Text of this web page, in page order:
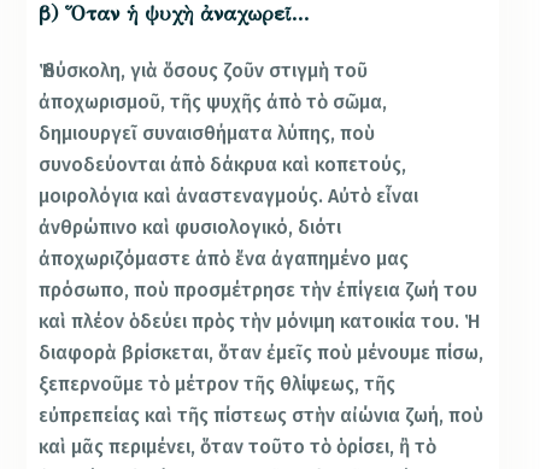
β) Ὅταν ἡ ψυχὴ ἀναχωρεῖ…
Ἡ δύσκολη, γιὰ ὅσους ζοῦν στιγμὴ τοῦ
ἀποχωρισμοῦ, τῆς ψυχῆς ἀπὸ τὸ σῶμα,
δημιουργεῖ συναισθήματα λύπης, ποὺ
συνοδεύονται ἀπὸ δάκρυα καὶ κοπετούς,
μοιρολόγια καὶ ἀναστεναγμούς. Αὐτὸ εἶναι
ἀνθρώπινο καὶ φυσιολογικό, διότι
ἀποχωριζόμαστε ἀπὸ ἕνα ἀγαπημένο μας
πρόσωπο, ποὺ προσμέτρησε τὴν ἐπίγεια ζωή του
καὶ πλέον ὁδεύει πρὸς τὴν μόνιμη κατοικία του. Ἡ
διαφορὰ βρίσκεται, ὅταν ἐμεῖς ποὺ μένουμε πίσω,
ξεπερνοῦμε τὸ μέτρον τῆς θλίψεως, τῆς
εὐπρεπείας καὶ τῆς πίστεως στὴν αἰώνια ζωή, ποὺ
καὶ μᾶς περιμένει, ὅταν τοῦτο τὸ ὁρίσει, ἢ τὸ